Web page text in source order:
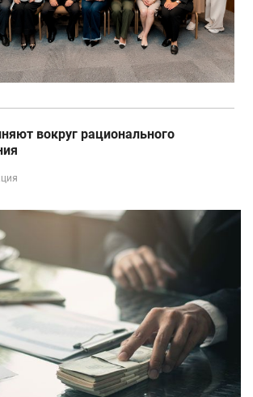
вокруг рационального